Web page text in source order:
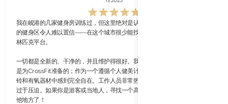
我在岘港的几家健身房训练过，但这里绝对是认真举重者的最佳场所。开放
的健身区令人难以置信——在这个城市很少能找到这样高质量的力量架和奥
林匹克平台。
一切都是全新的、干净的，并且维护得很好。我特别喜欢这里的环境不仅仅
是为CrossFit准备的；作为一个遵循个人健美计划的人，我在他们广泛的哑
铃和有氧器材中感到完全自在。工作人员非常热情，社区氛围激励人心而不
过于压迫。如果你是游客或当地人，寻找一个高端的锻炼场所，不要再找其
他地方了！